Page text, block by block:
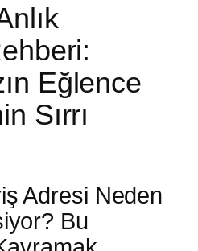
Eğlence
Sırrı
Adresi Neden
Bu